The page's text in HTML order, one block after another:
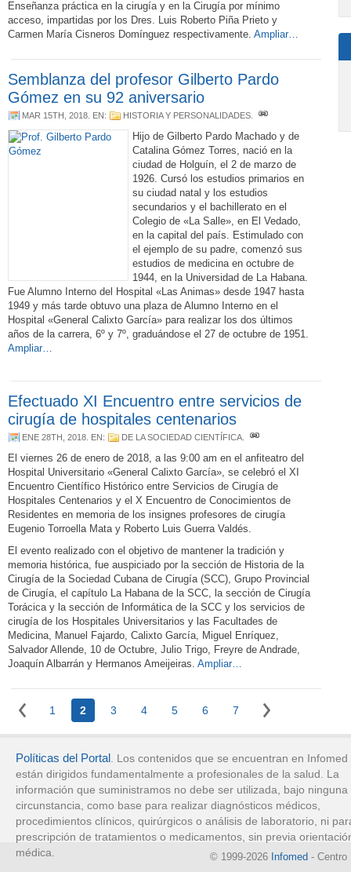
Enseñanza práctica en la cirugía y en la Cirugía por mínimo
acceso, impartidas por los Dres. Luis Roberto Piña Prieto y
Carmen María Cisneros Domínguez respectivamente. Ampliar…
Semblanza del profesor Gilberto Pardo
Gómez en su 92 aniversario
MAR 15TH, 2018 . EN: HISTORIA Y PERSONALIDADES
Hijo de Gilberto Pardo Machado y de
Catalina Gómez Torres, nació en la
ciudad de Holguín, el 2 de marzo de
1926. Cursó los estudios primarios en
su ciudad natal y los estudios
secundarios y el bachillerato en el
Colegio de «La Salle», en El Vedado,
en la capital del país. Estimulado con
el ejemplo de su padre, comenzó sus
estudios de medicina en octubre de
1944, en la Universidad de La Habana.
Fue Alumno Interno del Hospital «Las Animas» desde 1947 hasta
1949 y más tarde obtuvo una plaza de Alumno Interno en el
Hospital «General Calixto García» para realizar los dos últimos
años de la carrera, 6º y 7º, graduándose el 27 de octubre de 1951.
Ampliar…
Efectuado XI Encuentro entre servicios de
cirugía de hospitales centenarios
ENE 28TH, 2018 . EN: DE LA SOCIEDAD CIENTÍFICA
El viernes 26 de enero de 2018, a las 9:00 am en el anfiteatro del
Hospital Universitario «General Calixto García», se celebró el XI
Encuentro Científico Histórico entre Servicios de Cirugía de
Hospitales Centenarios y el X Encuentro de Conocimientos de
Residentes en memoria de los insignes profesores de cirugía
Eugenio Torroella Mata y Roberto Luis Guerra Valdés.
El evento realizado con el objetivo de mantener la tradición y
memoria histórica, fue auspiciado por la sección de Historia de la
Cirugía de la Sociedad Cubana de Cirugía (SCC), Grupo Provincial
de Cirugía, el capítulo La Habana de la SCC, la sección de Cirugía
Torácica y la sección de Informática de la SCC y los servicios de
cirugía de los Hospitales Universitarios y las Facultades de
Medicina, Manuel Fajardo, Calixto García, Miguel Enríquez,
Salvador Allende, 10 de Octubre, Julio Trigo, Freyre de Andrade,
Joaquín Albarrán y Hermanos Ameijeiras. Ampliar…
1 2 3 4 5 6 7
Políticas del Portal. Los contenidos que se encuentran en Infomed
están dirigidos fundamentalmente a profesionales de la salud. La
información que suministramos no debe ser utilizada, bajo ninguna
circunstancia, como base para realizar diagnósticos médicos,
procedimientos clínicos, quirúrgicos o análisis de laboratorio, ni
prescripción de tratamientos o medicamentos, sin previa
médica.
© 1999-2026 Infomed - Centro